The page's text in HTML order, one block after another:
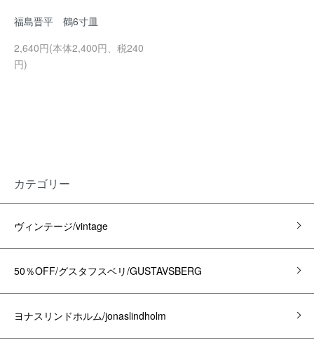
福島晋平 鶴6寸皿
2,640円(本体2,400円、税240
円)
カテゴリー
ヴィンテージ/vintage
50％OFF/グスタフスベリ/GUSTAVSBERG
ヨナスリンドホルム/jonaslindholm